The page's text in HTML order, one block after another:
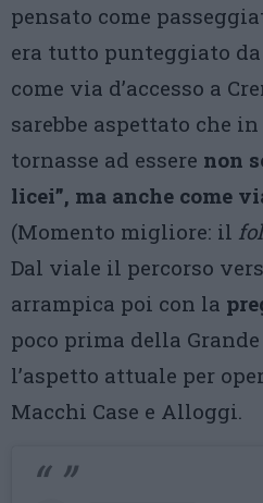
pensato come
era tutto punteggiato
come via d’accesso a
sarebbe aspettato che
tornasse ad essere non
licei”, ma anche come
(Momento migliore: il
Dal viale il percorso
arrampica poi con la
poco prima della
l’aspetto attuale per
Macchi Case e Alloggi.